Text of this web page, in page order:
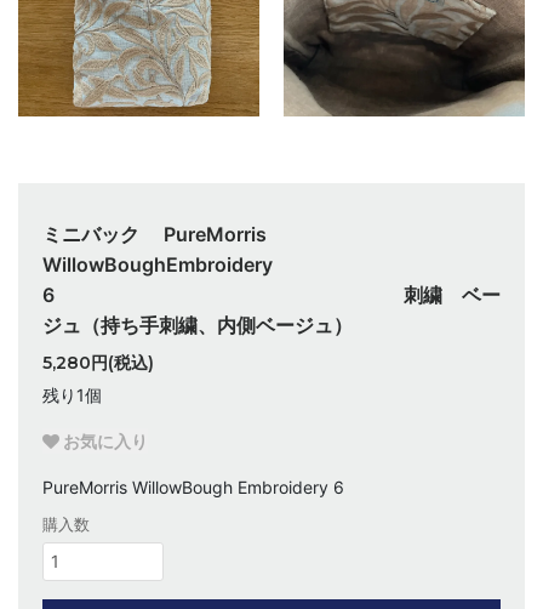
ミニバック PureMorris
WillowBoughEmbroidery
6 刺繍 ベー
ジュ（持ち手刺繍、内側ベージュ）
5,280円(税込)
残り1個
お気に入り
PureMorris WillowBough Embroidery 6
購入数